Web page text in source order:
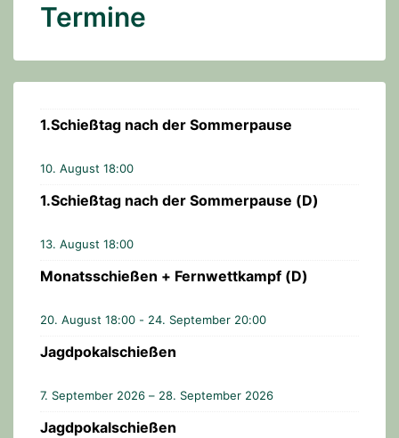
Termine
1.Schießtag nach der Sommerpause
10. August 18:00
1.Schießtag nach der Sommerpause (D)
13. August 18:00
Monatsschießen + Fernwettkampf (D)
20. August 18:00 - 24. September 20:00
Jagdpokalschießen
7. September 2026 – 28. September 2026
Jagdpokalschießen